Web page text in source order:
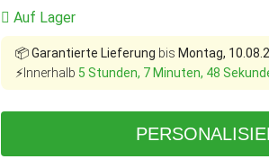
Auf Lager
📦Garantierte Lieferung bis Montag,
⚡Innerhalb 5 Stunden, 7 Minuten, 47